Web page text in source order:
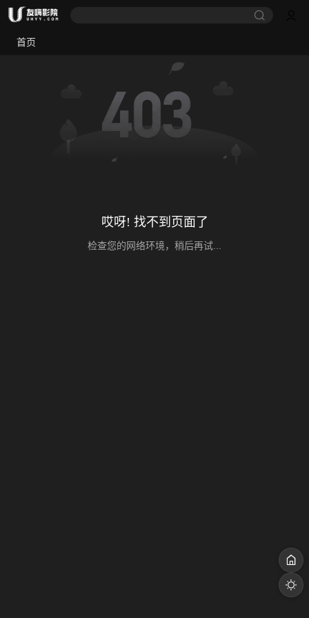
首页
哎呀! 找不到页面了
检查您的网络环境，稍后再试...